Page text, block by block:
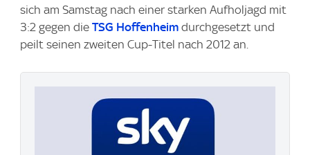
sich am Samstag nach einer starken Aufholjagd mit
3:2 gegen die TSG Hoffenheim durchgesetzt und
peilt seinen zweiten Cup-Titel nach 2012 an.